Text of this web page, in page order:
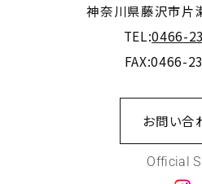
神奈川県藤沢市片
TEL:0466-
FAX:0466-
お問い合
Official